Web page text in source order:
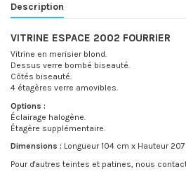
Description
VITRINE ESPACE 2002 FOURRIER
Vitrine en merisier blond.
Dessus verre bombé biseauté.
Côtés biseauté.
4 étagères verre amovibles.
Options :
Éclairage halogène.
Étagère supplémentaire.
Dimensions : Longueur 104 cm x Hauteur
Pour d'autres teintes et patines, nous